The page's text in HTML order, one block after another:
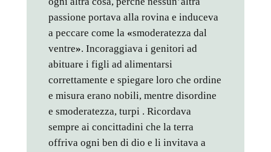
passione portava alla rovina e induceva
a peccare come la «smoderatezza dal
ventre». Incoraggiava i genitori ad
abituare i figli ad alimentarsi
correttamente e spiegare loro che ordine
e misura erano nobili, mentre disordine
e smoderatezza, turpi . Ricordava
sempre ai concittadini che la terra
offriva ogni ben di dio e li invitava a